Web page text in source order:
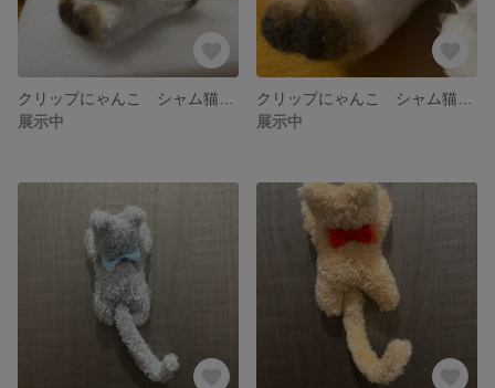
展示中
展示中